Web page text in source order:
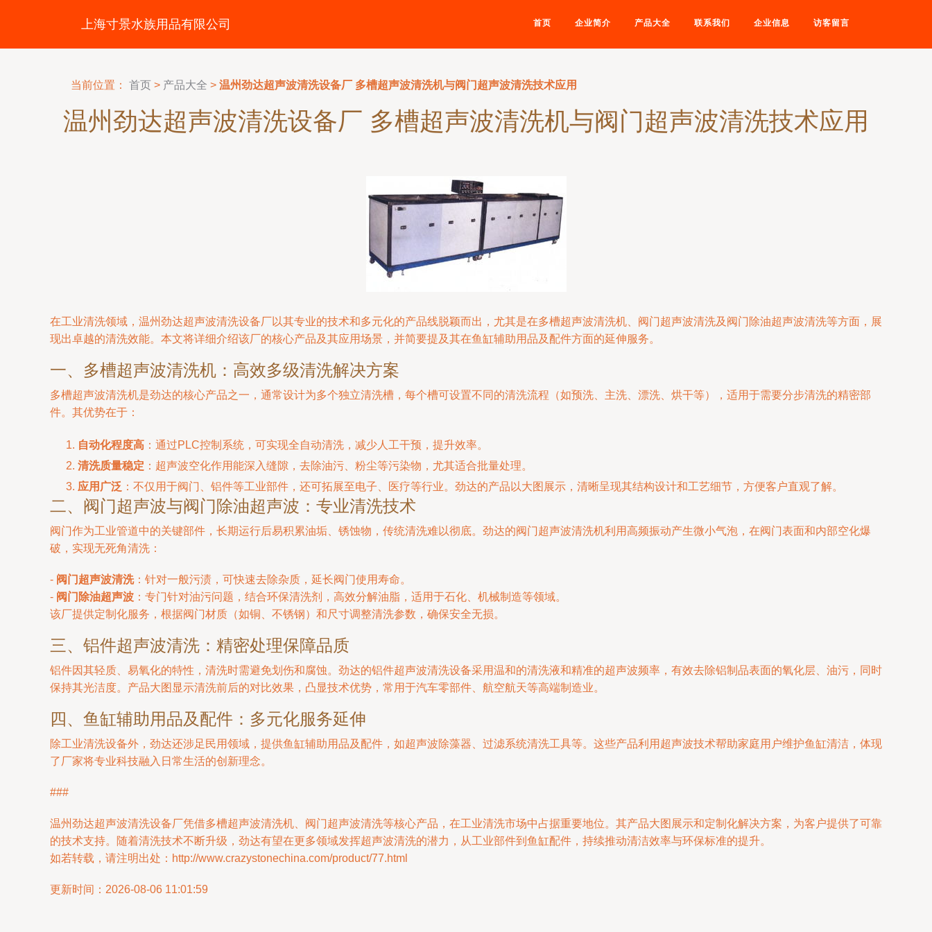
上海寸景水族用品有限公司 首页 企业简介 产品大全 联系我们 企业信息 访客留言
当前位置： 首页 > 产品大全 > 温州劲达超声波清洗设备厂 多槽超声波清洗机与阀门超声波清洗技术应用
温州劲达超声波清洗设备厂 多槽超声波清洗机与阀门超声波清洗技术应用
在工业清洗领域，温州劲达超声波清洗设备厂以其专业的技术和多元化的产品线脱颖而出，尤其是在多槽超声波清洗机、阀门超声波清洗及阀门除油超声波清洗等方面，展
现出卓越的清洗效能。本文将详细介绍该厂的核心产品及其应用场景，并简要提及其在鱼缸辅助用品及配件方面的延伸服务。
一、多槽超声波清洗机：高效多级清洗解决方案
多槽超声波清洗机是劲达的核心产品之一，通常设计为多个独立清洗槽，每个槽可设置不同的清洗流程（如预洗、主洗、漂洗、烘干等），适用于需要分步清洗的精密部
件。其优势在于：
自动化程度高 ：通过PLC控制系统，可实现全自动清洗，减少人工干预，提升效率。
清洗质量稳定 ：超声波空化作用能深入缝隙，去除油污、粉尘等污染物，尤其适合批量处理。
应用广泛 ：不仅用于阀门、铝件等工业部件，还可拓展至电子、医疗等行业。劲达的产品以大图展示，清晰呈现其结构设计和工艺细节，方便客户直观了解。
二、阀门超声波与阀门除油超声波：专业清洗技术
阀门作为工业管道中的关键部件，长期运行后易积累油垢、锈蚀物，传统清洗难以彻底。劲达的阀门超声波清洗机利用高频振动产生微小气泡，在阀门表面和内部空化爆
破，实现无死角清洗：
- 阀门超声波清洗：针对一般污渍，可快速去除杂质，延长阀门使用寿命。
- 阀门除油超声波 ：专门针对油污问题，结合环保清洗剂，高效分解油脂，适用于石化、机械制造等领域。
该厂提供定制化服务，根据阀门材质（如铜、不锈钢）和尺寸调整清洗参数，确保安全无损。
三、铝件超声波清洗：精密处理保障品质
铝件因其轻质、易氧化的特性，清洗时需避免划伤和腐蚀。劲达的铝件超声波清洗设备采用温和的清洗液和精准的超声波频率，有效去除铝制品表面的氧化层、油污，同时
保持其光洁度。产品大图显示清洗前后的对比效果，凸显技术优势，常用于汽车零部件、航空航天等高端制造业。
四、鱼缸辅助用品及配件：多元化服务延伸
除工业清洗设备外，劲达还涉足民用领域，提供鱼缸辅助用品及配件，如超声波除藻器、过滤系统清洗工具等。这些产品利用超声波技术帮助家庭用户维护鱼缸清洁，体现
了厂家将专业科技融入日常生活的创新理念。
###
温州劲达超声波清洗设备厂凭借多槽超声波清洗机、阀门超声波清洗等核心产品，在工业清洗市场中占据重要地位。其产品大图展示和定制化解决方案，为客户提供了可靠
的技术支持。随着清洗技术不断升级，劲达有望在更多领域发挥超声波清洗的潜力，从工业部件到鱼缸配件，持续推动清洁效率与环保标准的提升。
如若转载，请注明出处：http://www.crazystonechina.com/product/77.html
更新时间：2026-08-06 11:01:59